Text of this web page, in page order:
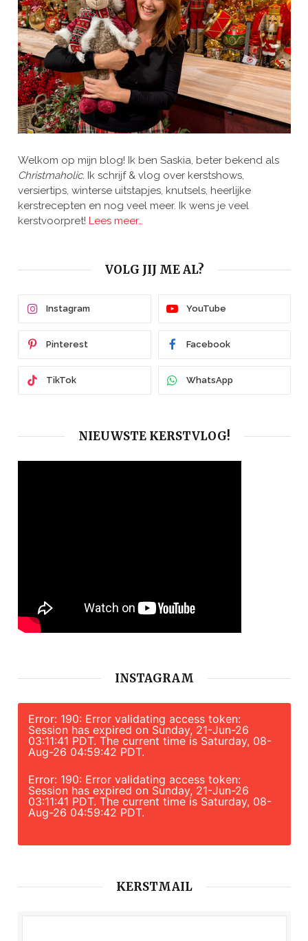
Welkom op mijn blog! Ik ben Saskia, beter bekend als
Christmaholic. Ik schrijf & vlog over kerstshows,
versiertips, winterse uitstapjes, knutsels, heerlijke
kerstrecepten en nog veel meer. Ik wens je veel
kerstvoorpret! Lees meer…
VOLG JIJ ME AL?
Instagram YouTube
Pinterest Facebook
TikTok WhatsApp
NIEUWSTE KERSTVLOG!
INSTAGRAM
Error: 190: Error validating access token:
Session has expired on Sunday, 21-Jun-26
03:11:41 PDT. The current time is Saturday, 08-
Aug-26 04:59:42 PDT.
Error: 190: Error validating access token:
Session has expired on Sunday, 21-Jun-26
03:11:41 PDT. The current time is Saturday, 08-
Aug-26 04:59:42 PDT.
KERSTMAIL